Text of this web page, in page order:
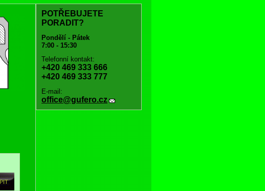
POTŘEBUJETE
PORADIT?
Pondělí - Pátek
7:00 - 15:30
Telefonní kontakt:
+420 469 333 666
+420 469 333 777
E-mail:
office@gufero.cz